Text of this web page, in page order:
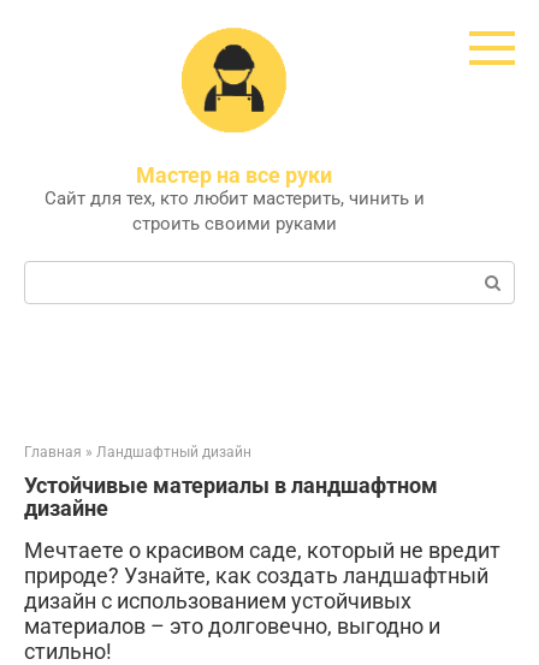
Мастер на все руки
Сайт для тех, кто любит мастерить, чинить и
строить своими руками
Поиск:
Главная » Ландшафтный дизайн
Устойчивые материалы в ландшафтном
дизайне
Мечтаете о красивом саде, который не вредит
природе? Узнайте, как создать ландшафтный
дизайн с использованием устойчивых
материалов – это долговечно, выгодно и
стильно!